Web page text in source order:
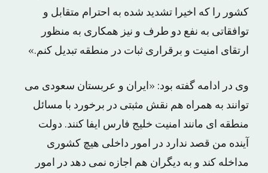
کشور را که اخیرا تشدید شده به احترام متقابل و
توافقاتی به نفع دو طرف و نیز همکاری به منظور
ارتقای امنیت و برقراری ثبات در منطقه تبدیل کنم.»
وی در ادامه گفته بود: «ایران و عربستان سعودی می
توانند به همراه هم نقش مثبتی در برخورد با مسائل
منطقه ای مانند امنیت خلیج فارس ایفا کنند. دولت
آینده من قصد ندارد در امور داخلی هیچ کشوری
مداخله کند و به دیگران هم اجازه نمی دهد در امور